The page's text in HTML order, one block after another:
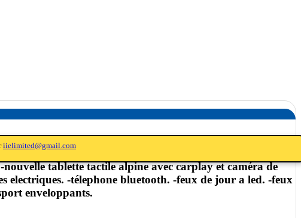
iielimited@gmail.com
tablette tactile alpine avec carplay et caméra de
electriques. -télephone bluetooth. -feux de jour a led. -feux
enveloppants.